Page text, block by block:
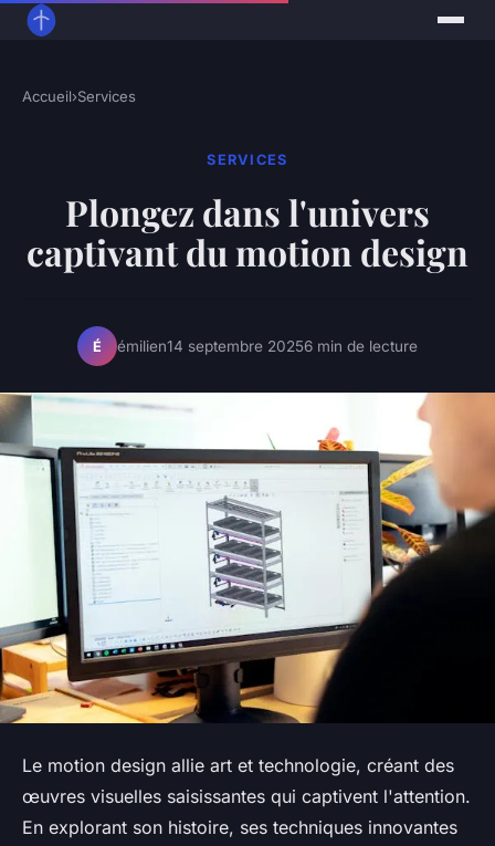
Accueil›Services
SERVICES
Plongez dans l'univers
captivant du motion design
É émilien14 septembre 20256 min de lecture
Le motion design allie art et technologie, créant des
œuvres visuelles saisissantes qui captivent l'attention.
En explorant son histoire, ses techniques innovantes